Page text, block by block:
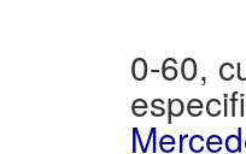
0-60,